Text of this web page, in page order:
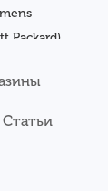
Packard)
Статьи